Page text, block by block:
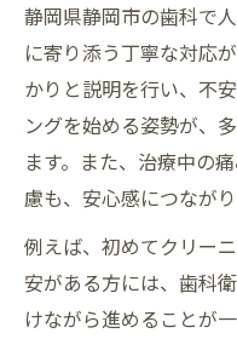
静岡県静岡市の歯科で
に寄り添う丁寧な対応
かりと説明を行い、不
ングを始める姿勢が、
ます。また、治療中の
慮も、安心感につながり
例えば、初めてクリー
安がある方には、歯科
けながら進めることが